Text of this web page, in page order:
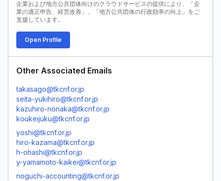
企業および地方公共団体向けのクラウドサービスの提供により、「企
業の適正申告、経営改善」、「地方公共団体の行政効率の向上」をご
支援しています。
Open Profile
Other Associated Emails
takasago@tkcnf.or.jp
seita-yukihiro@tkcnf.or.jp
kazuhiro-nonaka@tkcnf.or.jp
koukeijuku@tkcnf.or.jp
yoshi@tkcnf.or.jp
hiro-kazama@tkcnf.or.jp
h-ohashi@tkcnf.or.jp
y-yamamoto-kaikei@tkcnf.or.jp
noguchi-accounting@tkcnf.or.jp